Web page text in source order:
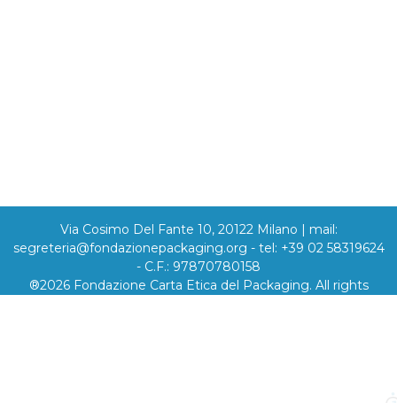
Via Cosimo Del Fante 10, 20122 Milano | mail:
segreteria@fondazionepackaging.org - tel: +39 02 58319624
- C.F.: 97870780158
®2026 Fondazione Carta Etica del Packaging. All rights